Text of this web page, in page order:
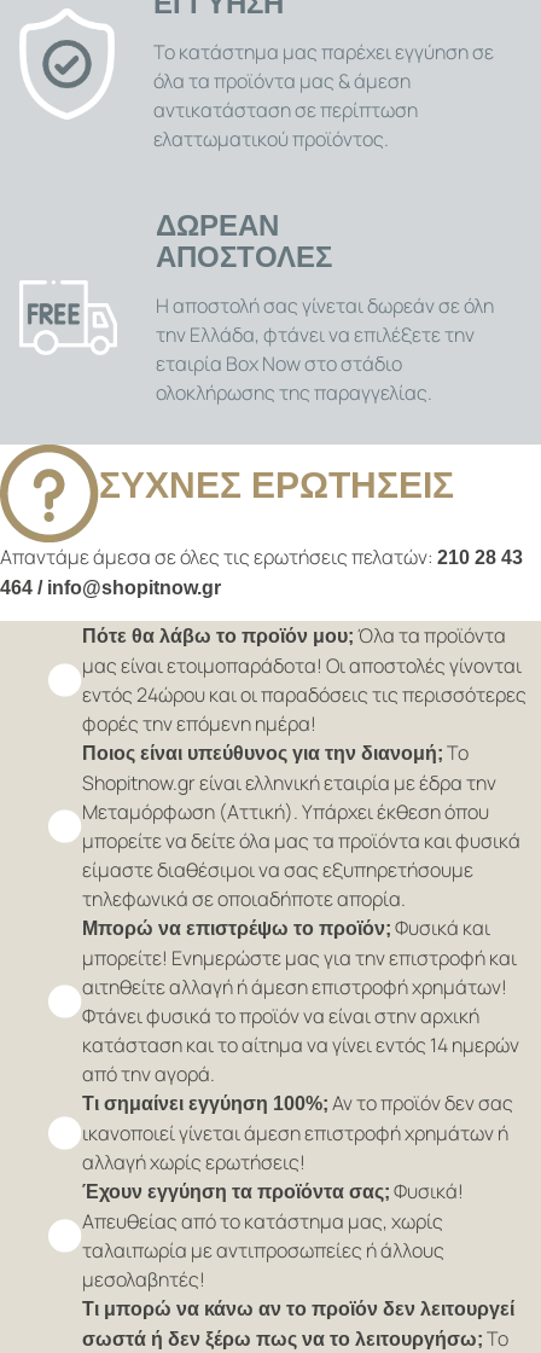
Το κατάστημα μας παρέχει εγγύηση σε
όλα τα προϊόντα μας & άμεση
αντικατάσταση σε περίπτωση
ελαττωματικού προϊόντος.
ΔΩΡΕΑΝ
ΑΠΟΣΤΟΛΕΣ
Η αποστολή σας γίνεται δωρεάν σε όλη
την Ελλάδα, φτάνει να επιλέξετε την
εταιρία Box Now στο στάδιο
ολοκλήρωσης της παραγγελίας.
ΣΥΧΝΕΣ ΕΡΩΤΗΣΕΙΣ
Απαντάμε άμεσα σε όλες τις ερωτήσεις πελατών: 210 28 43
464 / info@shopitnow.gr
Πότε θα λάβω το προϊόν μου; Όλα τα προϊόντα
μας είναι ετοιμοπαράδοτα! Οι αποστολές γίνονται
εντός 24ώρου και οι παραδόσεις τις περισσότερες
φορές την επόμενη ημέρα!
Ποιος είναι υπεύθυνος για την διανομή; Το
Shopitnow.gr είναι ελληνική εταιρία με έδρα την
Μεταμόρφωση (Αττική). Υπάρχει έκθεση όπου
μπορείτε να δείτε όλα μας τα προϊόντα και φυσικά
είμαστε διαθέσιμοι να σας εξυπηρετήσουμε
τηλεφωνικά σε οποιαδήποτε απορία.
Μπορώ να επιστρέψω το προϊόν; Φυσικά και
μπορείτε! Ενημερώστε μας για την επιστροφή και
αιτηθείτε αλλαγή ή άμεση επιστροφή χρημάτων!
Φτάνει φυσικά το προϊόν να είναι στην αρχική
κατάσταση και το αίτημα να γίνει εντός 14 ημερών
από την αγορά.
Τι σημαίνει εγγύηση 100%; Αν το προϊόν δεν σας
ικανοποιεί γίνεται άμεση επιστροφή χρημάτων ή
αλλαγή χωρίς ερωτήσεις!
Έχουν εγγύηση τα προϊόντα σας; Φυσικά!
Απευθείας από το κατάστημα μας, χωρίς
ταλαιπωρία με αντιπροσωπείες ή άλλους
μεσολαβητές!
Τι μπορώ να κάνω αν το προϊόν δεν λειτουργεί
σωστά ή δεν ξέρω πως να το λειτουργήσω; Το